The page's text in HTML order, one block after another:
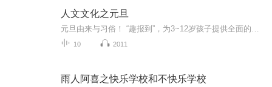
人文文化之元旦
10 2011
雨人阿喜之快乐学校和不快乐学校